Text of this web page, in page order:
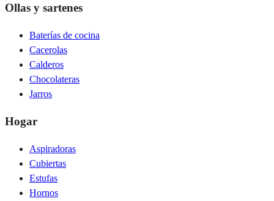
Ollas y sartenes
Baterías de cocina
Cacerolas
Calderos
Chocolateras
Jarros
Hogar
Aspiradoras
Cubiertas
Estufas
Hornos